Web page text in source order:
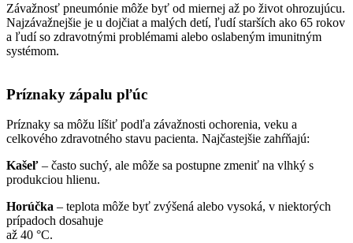
Závažnosť pneumónie môže byť od miernej až po život ohrozujúcu.
Najzávažnejšie je u dojčiat a malých detí, ľudí starších ako 65 rokov
a ľudí so zdravotnými problémami alebo oslabeným imunitným
systémom.
Príznaky zápalu pľúc
Príznaky sa môžu líšiť podľa závažnosti ochorenia, veku a
celkového zdravotného stavu pacienta. Najčastejšie zahŕňajú:
Kašeľ – často suchý, ale môže sa postupne zmeniť na vlhký s
produkciou hlienu.
Horúčka – teplota môže byť zvýšená alebo vysoká, v niektorých
prípadoch dosahuje
až 40 °C.